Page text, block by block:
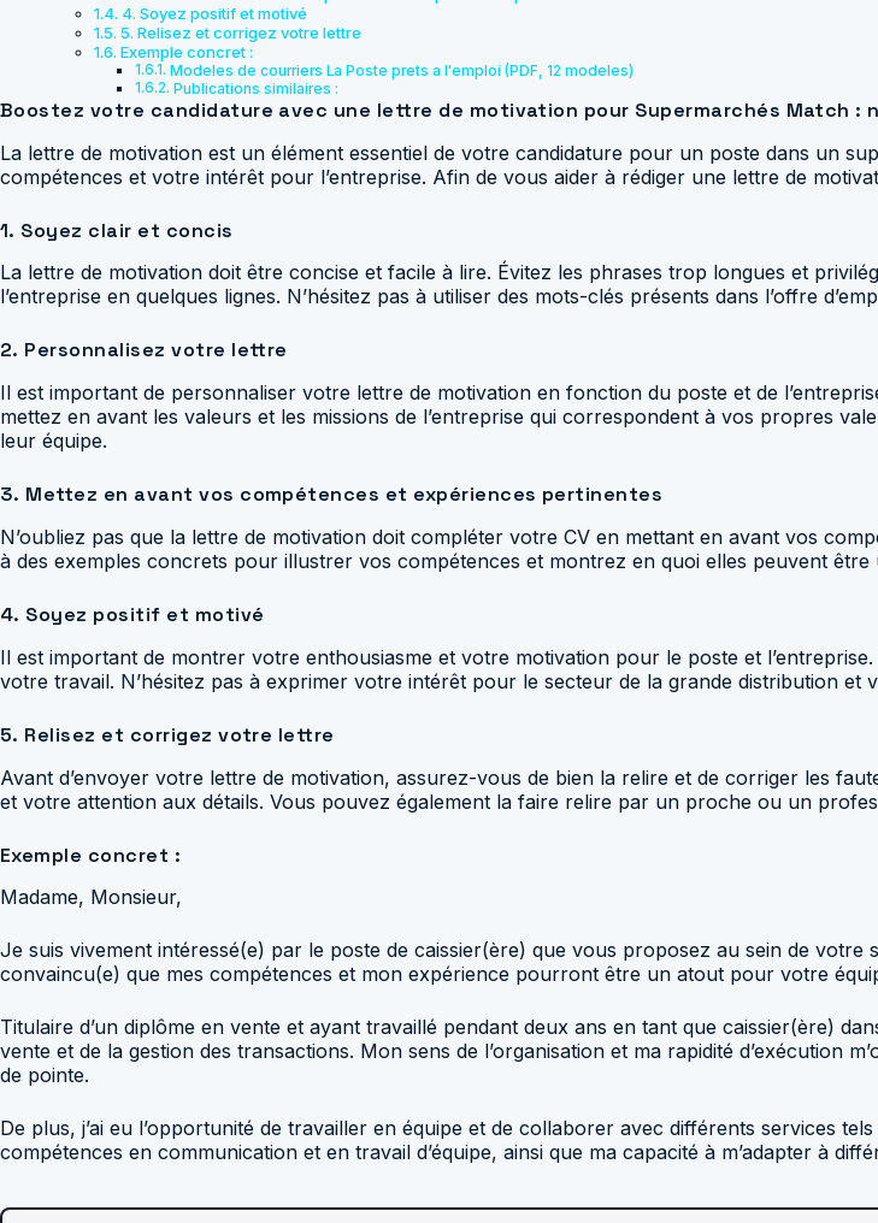
4. Soyez positif et motivé
5. Relisez et corrigez votre lettre
Exemple concret :
Modeles de courriers La Poste prets a l'emploi (PDF, 12 modeles)
Publications similaires :
Boostez votre candidature avec une lettre de motivation pour Supermarchés Match :
La lettre de motivation est un élément essentiel de votre candidature pour un poste dans un
compétences et votre intérêt pour l’entreprise. Afin de vous aider à rédiger une lettre de
1. Soyez clair et concis
La lettre de motivation doit être concise et facile à lire. Évitez les phrases trop longues et
l’entreprise en quelques lignes. N’hésitez pas à utiliser des mots-clés présents dans l’offre
2. Personnalisez votre lettre
Il est important de personnaliser votre lettre de motivation en fonction du poste et de
mettez en avant les valeurs et les missions de l’entreprise qui correspondent à vos propres
leur équipe.
3. Mettez en avant vos compétences et expériences pertinentes
N’oubliez pas que la lettre de motivation doit compléter votre CV en mettant en avant vos
à des exemples concrets pour illustrer vos compétences et montrez en quoi elles peuvent être
4. Soyez positif et motivé
Il est important de montrer votre enthousiasme et votre motivation pour le poste et
votre travail. N’hésitez pas à exprimer votre intérêt pour le secteur de la grande distribution
5. Relisez et corrigez votre lettre
Avant d’envoyer votre lettre de motivation, assurez-vous de bien la relire et de corriger les
et votre attention aux détails. Vous pouvez également la faire relire par un proche ou un
Exemple concret :
Madame, Monsieur,
Je suis vivement intéressé(e) par le poste de caissier(ère) que vous proposez au sein de
convaincu(e) que mes compétences et mon expérience pourront être un atout pour votre
Titulaire d’un diplôme en vente et ayant travaillé pendant deux ans en tant que caissier(ère)
vente et de la gestion des transactions. Mon sens de l’organisation et ma rapidité d’exécution
de pointe.
De plus, j’ai eu l’opportunité de travailler en équipe et de collaborer avec différents services
compétences en communication et en travail d’équipe, ainsi que ma capacité à m’adapter à